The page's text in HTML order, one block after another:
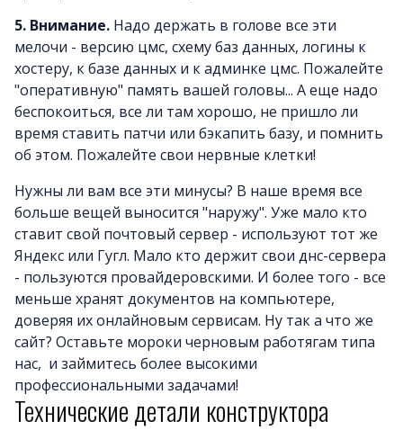
5. Внимание. Надо держать в голове все эти
мелочи - версию цмс, схему баз данных, логины к
хостеру, к базе данных и к админке цмс. Пожалейте
"оперативную" память вашей головы... А еще надо
беспокоиться, все ли там хорошо, не пришло ли
время ставить патчи или бэкапить базу, и помнить
об этом. Пожалейте свои нервные клетки!
Нужны ли вам все эти минусы? В наше время все
больше вещей выносится "наружу". Уже мало кто
ставит свой почтовый сервер - используют тот же
Яндекс или Гугл. Мало кто держит свои днс-сервера
- пользуются провайдеровскими. И более того - все
меньше хранят документов на компьютере,
доверяя их онлайновым сервисам. Ну так а что же
сайт? Оставьте мороки черновым работягам типа
нас, и займитесь более высокими
профессиональными задачами!
Технические детали конструктора